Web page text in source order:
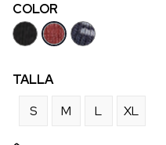
COLOR
TALLA
S
M L XL